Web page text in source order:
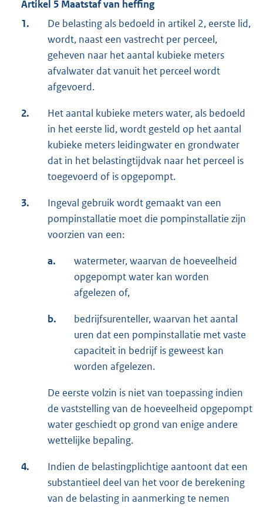
Artikel 5 Maatstaf van heffing
1.
De belasting als bedoeld in artikel 2, eerste lid,
wordt, naast een vastrecht per perceel,
geheven naar het aantal kubieke meters
afvalwater dat vanuit het perceel wordt
afgevoerd.
2.
Het aantal kubieke meters water, als bedoeld
in het eerste lid, wordt gesteld op het aantal
kubieke meters leidingwater en grondwater
dat in het belastingtijdvak naar het perceel is
toegevoerd of is opgepompt.
3.
Ingeval gebruik wordt gemaakt van een
pompinstallatie moet die pompinstallatie zijn
voorzien van een:
a.
watermeter, waarvan de hoeveelheid
opgepompt water kan worden
afgelezen of,
b.
bedrijfsurenteller, waarvan het aantal
uren dat een pompinstallatie met vaste
capaciteit in bedrijf is geweest kan
worden afgelezen.
De eerste volzin is niet van toepassing indien
de vaststelling van de hoeveelheid opgepompt
water geschiedt op grond van enige andere
wettelijke bepaling.
4.
Indien de belastingplichtige aantoont dat een
substantieel deel van het voor de berekening
van de belasting in aanmerking te nemen